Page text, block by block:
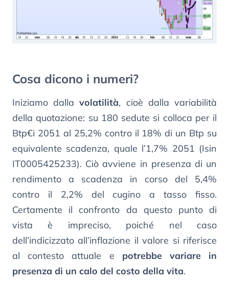
Cosa dicono i numeri?
Iniziamo dallavolatilità, cioè dalla variabilità
della quotazione: su 180 sedute si colloca per il
Btp€i 2051 al 25,2% contro il 18% di un Btp su
equivalente scadenza, quale l’1,7% 2051 (Isin
IT0005425233). Ciò avviene in presenza di un
rendimento a scadenza in corso del 5,4%
contro il 2,2% del cugino a tasso fisso.
Certamente il confronto da questo punto di
vista è impreciso, poiché nel caso
dell’indicizzato all’inflazione il valore si riferisce
al contesto attuale e potrebbe variare in
presenza di un calo del costo della vita.